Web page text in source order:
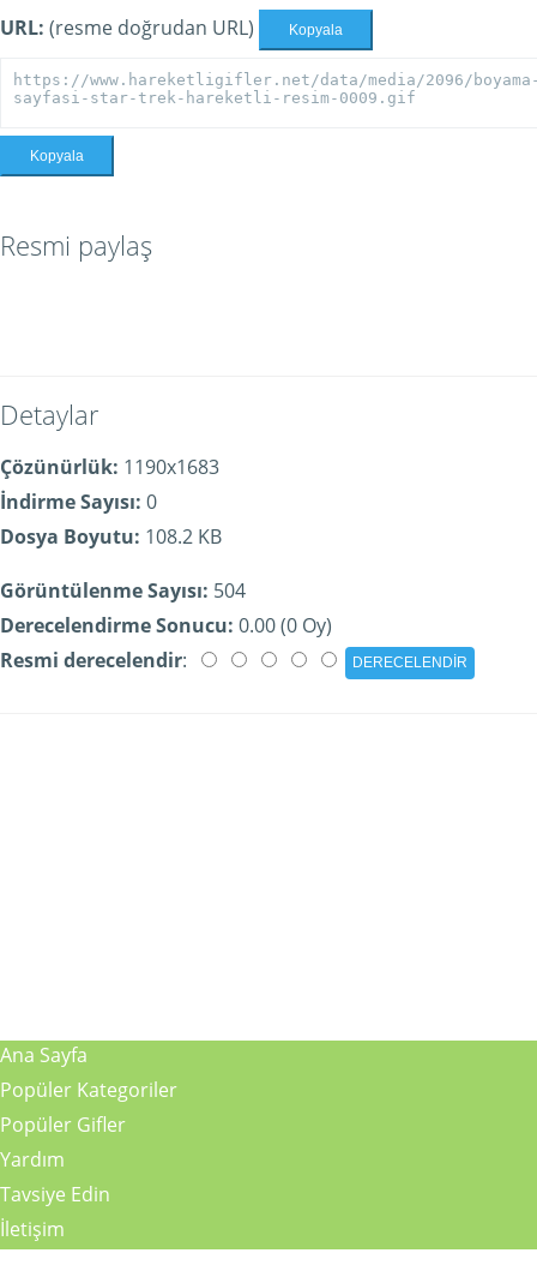
URL: (resme doğrudan URL) Kopyala
Kopyala
Resmi paylaş
Detaylar
Çözünürlük: 1190x1683
İndirme Sayısı: 0
Dosya Boyutu: 108.2 KB
Görüntülenme Sayısı: 504
Derecelendirme Sonucu: 0.00 (0 Oy)
Resmi derecelendir:
Ana Sayfa
Popüler Kategoriler
Popüler Gifler
Yardım
Tavsiye Edin
İletişim